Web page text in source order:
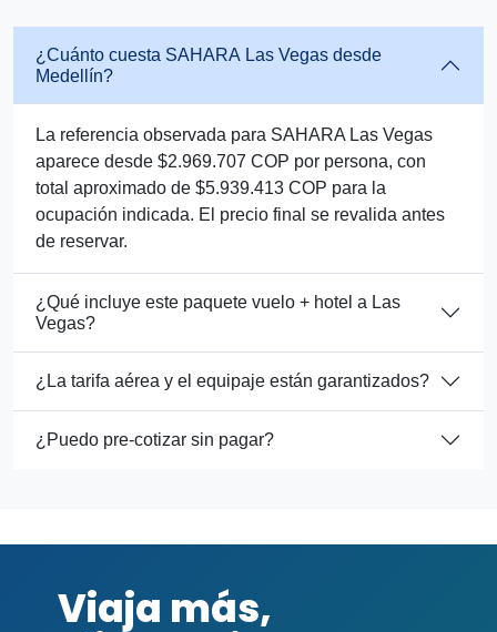
¿Cuánto cuesta SAHARA Las Vegas desde
Medellín?
La referencia observada para SAHARA Las Vegas
aparece desde $2.969.707 COP por persona, con
total aproximado de $5.939.413 COP para la
ocupación indicada. El precio final se revalida antes
de reservar.
¿Qué incluye este paquete vuelo + hotel a Las
Vegas?
¿La tarifa aérea y el equipaje están garantizados?
¿Puedo pre-cotizar sin pagar?
Viaja más,